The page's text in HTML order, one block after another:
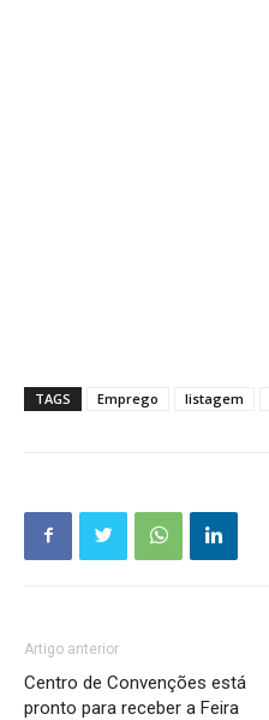
TAGS Emprego listagem
Artigo anterior
Centro de Convenções está
pronto para receber a Feira